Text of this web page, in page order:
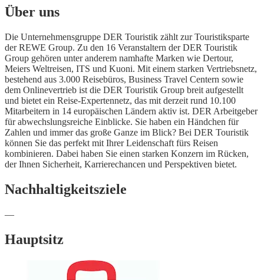
Über uns
Die Unternehmensgruppe DER Touristik zählt zur Touristiksparte
der REWE Group. Zu den 16 Veranstaltern der DER Touristik
Group gehören unter anderem namhafte Marken wie Dertour,
Meiers Weltreisen, ITS und Kuoni. Mit einem starken Vertriebsnetz,
bestehend aus 3.000 Reisebüros, Business Travel Centern sowie
dem Onlinevertrieb ist die DER Touristik Group breit aufgestellt
und bietet ein Reise-Expertennetz, das mit derzeit rund 10.100
Mitarbeitern in 14 europäischen Ländern aktiv ist. DER Arbeitgeber
für abwechslungsreiche Einblicke. Sie haben ein Händchen für
Zahlen und immer das große Ganze im Blick? Bei DER Touristik
können Sie das perfekt mit Ihrer Leidenschaft fürs Reisen
kombinieren. Dabei haben Sie einen starken Konzern im Rücken,
der Ihnen Sicherheit, Karrierechancen und Perspektiven bietet.
Nachhaltigkeitsziele
—
Hauptsitz